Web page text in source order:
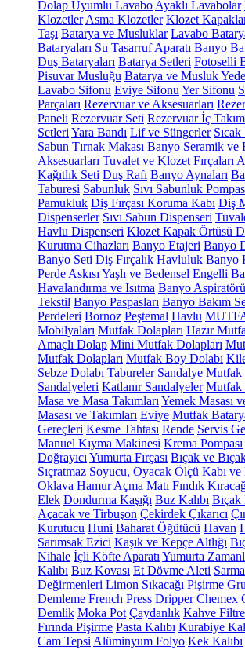
Dolap Uyumlu Lavabo Ayaklı Lavabolar
Klozetler Asma Klozetler Klozet
Taşı Batarya ve Musluklar Lavabo
Bataryaları Su Tasarruf Aparatı Banyo
Duş Bataryaları Batarya Setleri Fotoselli
Pisuvar Musluğu Batarya ve Musluk
Lavabo Sifonu Eviye Sifonu Yer Sifonu
Parçaları Rezervuar ve Aksesuarları
Paneli Rezervuar Seti Rezervuar İç
Setleri Yara Bandı Lif ve Süngerler Sıcak
Sabun Tırnak Makası Banyo Seramik ve
Aksesuarları Tuvalet ve Klozet Fırçaları
Kağıtlık Seti Duş Rafı Banyo Aynaları
Taburesi Sabunluk Sıvı Sabunluk
Pamukluk Diş Fırçası Koruma Kabı Diş
Dispenserler Sıvı Sabun Dispenseri
Havlu Dispenseri Klozet Kapak Örtüsü
Kurutma Cihazları Banyo Etajeri Banyo
Banyo Seti Diş Fırçalık Havluluk Banyo
Perde Askısı Yaşlı ve Bedensel Engelli
Havalandırma ve Isıtma Banyo Aspiratörü
Tekstil Banyo Paspasları Banyo Bakım
Perdeleri Bornoz Peştemal Havlu
Mobilyaları Mutfak Dolapları Hazır
Amaçlı Dolap Mini Mutfak Dolapları
Mutfak Dolapları Mutfak Boy Dolabı
Sebze Dolabı Tabureler Sandalye Mutfak
Sandalyeleri Katlanır Sandalyeler Mutfak
Masa ve Masa Takımları Yemek Masası
Masası ve Takımları Eviye Mutfak
Gereçleri Kesme Tahtası Rende Servis
Manuel Kıyma Makinesi Krema Pompası
Doğrayıcı Yumurta Fırçası Bıçak ve
Sıçratmaz Soyucu, Oyacak Ölçü Kabı ve
Oklava Hamur Açma Matı Fındık
Elek Dondurma Kaşığı Buz Kalıbı
Açacak ve Tirbuşon Çekirdek Çıkarıcı
Kurutucu Huni Baharat Öğütücü Havan
Sarımsak Ezici Kaşık ve Kepçe Altlığı
Nihale İçli Köfte Aparatı Yumurta
Kalıbı Buz Kovası Et Dövme Aleti
Değirmenleri Limon Sıkacağı Pişirme
Demleme French Press Dripper Chemex
Demlik Moka Pot Çaydanlık Kahve
Fırında Pişirme Pasta Kalıbı Kurabiye
Cam Tepsi Alüminyum Folyo Kek Kalıbı